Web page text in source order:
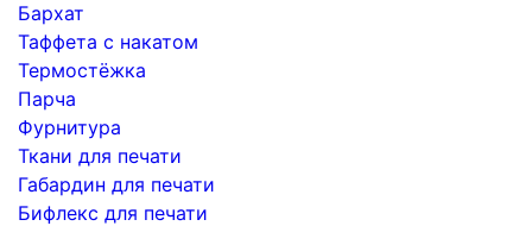
Бархат
Таффета с накатом
Термостёжка
Парча
Фурнитура
Ткани для печати
Габардин для печати
Бифлекс для печати